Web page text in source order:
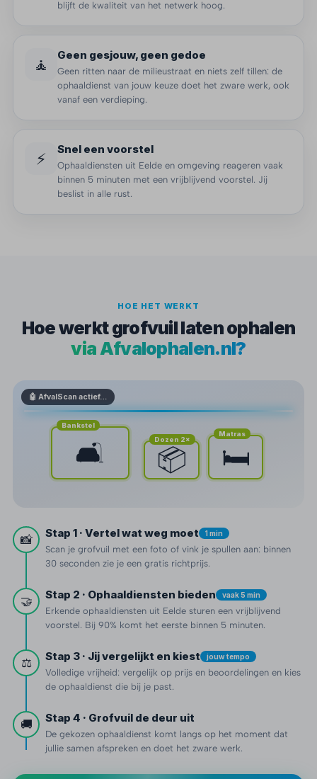
blijft de kwaliteit van het netwerk hoog.
🧘 Geen gesjouw, geen gedoe
Geen ritten naar de milieustraat en niets zelf tillen: de
ophaaldienst van jouw keuze doet het zware werk, ook
vanaf een verdieping.
⚡ Snel een voorstel
Ophaaldiensten uit Eelde en omgeving reageren vaak
binnen 5 minuten met een vrijblijvend voorstel. Jij
beslist in alle rust.
HOE HET WERKT
Hoe werkt grofvuil laten ophalen
via Afvalophalen.nl?
🤖 AfvalScan actief…
Bankstel
🛋️ Dozen 2×
📦
Matras
🛏️
📸 Stap 1 · Vertel wat weg moet 1 min
Scan je grofvuil met een foto of vink je spullen aan: binnen
30 seconden zie je een gratis richtprijs.
🤝 Stap 2 · Ophaaldiensten bieden vaak 5 min
Erkende ophaaldiensten uit Eelde sturen een vrijblijvend
voorstel. Bij 90% komt het eerste binnen 5 minuten.
⚖️ Stap 3 · Jij vergelijkt en kiest jouw tempo
Volledige vrijheid: vergelijk op prijs en beoordelingen en kies
de ophaaldienst die bij je past.
🚚 Stap 4 · Grofvuil de deur uit
De gekozen ophaaldienst komt langs op het moment dat
jullie samen afspreken en doet het zware werk.